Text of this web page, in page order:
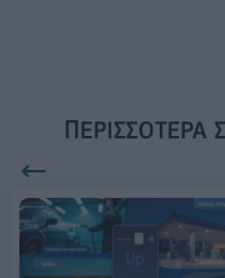
ΠΕΡΙΣΣΌΤΕΡΑ